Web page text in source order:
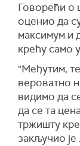
Говорећи о
оценио да
максимум и
крећу само
"Међутим,
вероватно
видимо да
да се та
тржишту
закључио је